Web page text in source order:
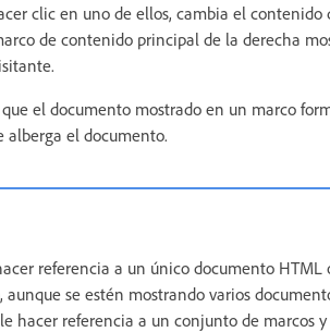
clic en uno de ellos, cambia el
de contenido principal de la derecha
el documento mostrado en un marco
alberga el documento.
referencia a un único documento
se estén mostrando varios
hacer referencia a un conjunto de marcos